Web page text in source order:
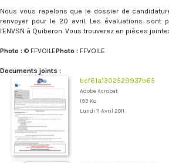
Nous vous rapelons que le dossier de
renvoyer pour le 20 avril. Les évaluations sont
l'ENVSN à Quiberon. Vous trouverez en pièces
Photo : © FFVOILEPhoto : FFVOILE
Documents joints :
bcf61a1302529937b65
Adobe Acrobat
193 Ko
Lundi 11 Avril 2011